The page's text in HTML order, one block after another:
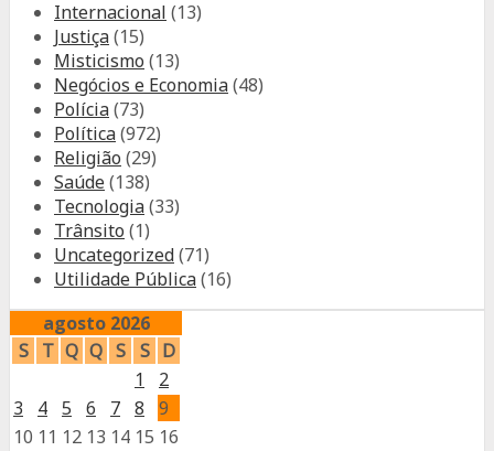
Internacional (13)
Justiça(15)
Misticismo (13)
Negócios e Economia(48)
Polícia(73)
Política(972)
Religião (29)
Saúde(138)
Tecnologia(33)
Trânsito (1)
Uncategorized(71)
Utilidade Pública(16)
agosto 2026
S
T Q Q S S D
1
2
3
4 5 6 7 8
9
10 11 12 13 14 15 16